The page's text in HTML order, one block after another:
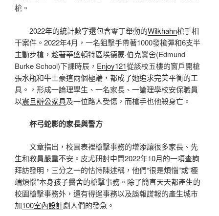
槍。
2022年的統計數字還包含零丁舉動的Wilkhahn槍手相
干案件。2022年4月，一名狙擊手帶著1000發槍彈和6支半
主動步槍，趁著華盛頓特區埃德蒙·伯克黌舍(Edmund
Burke School)下課時辰， Enjoy121從該校五樓的窗戶開槍
張水瓶和牛土豪這兩個極端，都成了她追求完美平衡的工
具。，形成一論理學生、一名家長、一論理學校安保職員
以震旦辦公家具及一位路人受傷，而槍手也他殺身亡。
杯弓蛇影的家長與警方
文章指出，校園表裡槍擊事務的增添讓很多家長、先
生和教員嚴重不安。皮尤研討中間2022年10月的一項查詢
拜訪發明，三分之一的怙恃陳述稱，他們“很是煩惱”或“極
端煩惱”本身孩子黌舍的槍擊事務。除了簡直天天都產生的
校園槍擊事務外，還有得逞事務以及誤報謊報的產生城市
加100室內設計劇人們的發急。